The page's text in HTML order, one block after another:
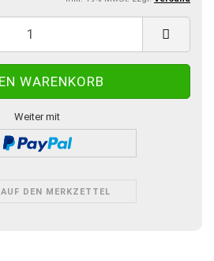
Weiter mit
AUF DEN MERKZETTEL